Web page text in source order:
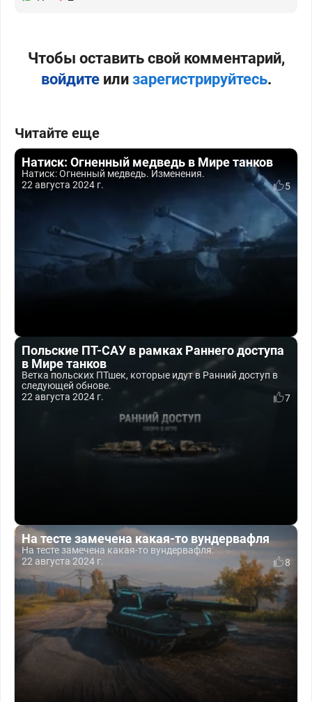
Чтобы оставить свой комментарий,
войдитеили зарегистрируйтесь.
Читайте еще
Натиск: Огненный медведь в Мире танков
Натиск: Огненный медведь. Изменения.
22 августа 2024 г.
5
Польские ПТ-САУ в рамках Раннего доступа
в Мире танков
Ветка польских ПТшек, которые идут в Ранний доступ в
следующей обнове.
22 августа 2024 г.
7
На тесте замечена какая-то вундервафля
На тесте замечена какая-то вундервафля.
22 августа 2024 г.
8